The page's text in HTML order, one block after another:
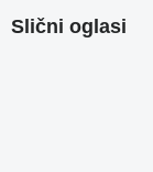
Slični oglasi